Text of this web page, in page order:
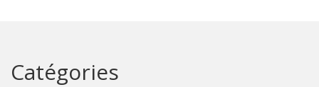
Catégories